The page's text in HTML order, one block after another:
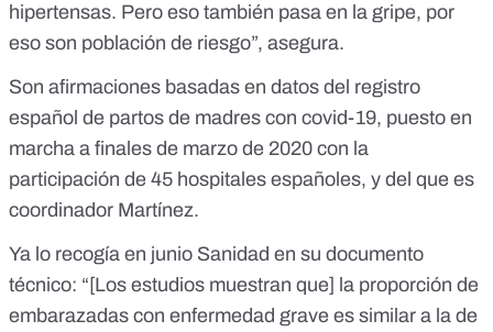
hipertensas. Pero eso también pasa en la gripe, por
eso son población de riesgo”, asegura.
Son afirmaciones basadas en datos del registro
español de partos de madres con covid-19, puesto en
marcha a finales de marzo de 2020 con la
participación de 45 hospitales españoles, y del que es
coordinador Martínez.
Ya lo recogía en junio Sanidad en su documento
técnico: “[Los estudios muestran que] la proporción de
embarazadas con enfermedad grave es similar a la de